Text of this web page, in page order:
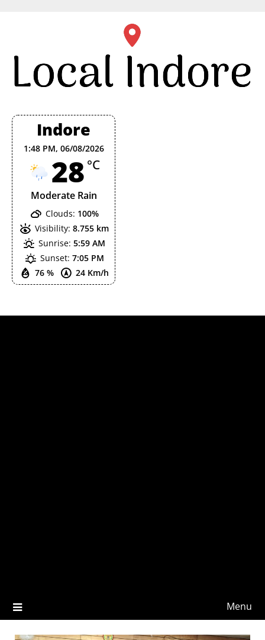
Indore
1:48 PM, 06/08/2026
28 °C
Moderate Rain
76 % 24 Km/h
Clouds: 100%
Visibility: 8.755 km
Sunrise: 5:59 AM
Sunset: 7:05 PM
Menu